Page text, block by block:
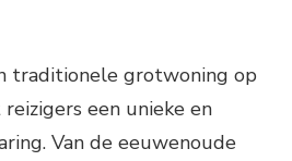
traditionele grotwoning op
een unieke en
Van de eeuwenoude